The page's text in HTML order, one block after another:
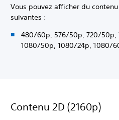
Vous pouvez afficher du
suivantes :
480/60p, 576/50p, 720/50p,
1080/50p, 1080/24p, 1080/
Contenu 2D (2160p)